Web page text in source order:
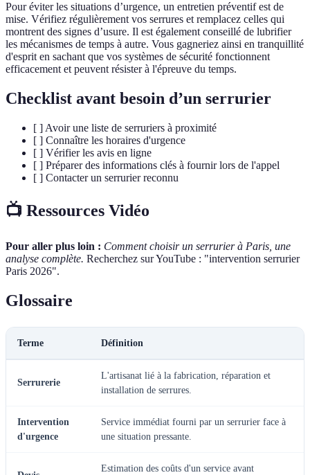
Pour éviter les situations d’urgence, un entretien préventif est de
mise. Vérifiez régulièrement vos serrures et remplacez celles qui
montrent des signes d’usure. Il est également conseillé de lubrifier
les mécanismes de temps à autre. Vous gagneriez ainsi en tranquillité
d'esprit en sachant que vos systèmes de sécurité fonctionnent
efficacement et peuvent résister à l'épreuve du temps.
Checklist avant besoin d’un serrurier
[ ] Avoir une liste de serruriers à proximité
[ ] Connaître les horaires d'urgence
[ ] Vérifier les avis en ligne
[ ] Préparer des informations clés à fournir lors de l'appel
[ ] Contacter un serrurier reconnu
📺 Ressources Vidéo
Pour aller plus loin : Comment choisir un serrurier à Paris, une
analyse complète. Recherchez sur YouTube : "intervention serrurier
Paris 2026".
Glossaire
Terme Définition
Serrurerie
L'artisanat lié à la fabrication, réparation et
installation de serrures.
Intervention
d'urgence
Service immédiat fourni par un serrurier face à
une situation pressante.
Estimation des coûts d'un service avant